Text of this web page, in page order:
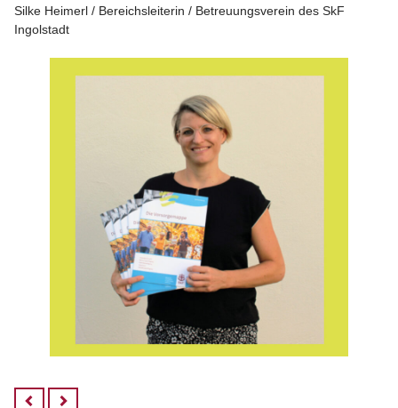
Silke Heimerl / Bereichsleiterin / Betreuungsverein des SkF
Ingolstadt